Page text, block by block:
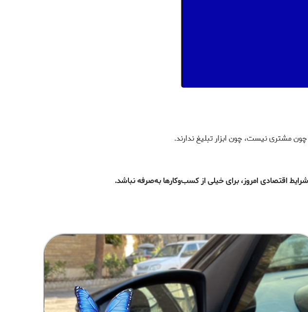
مشتری نیست، چون ابزار تبلیغ ندارند.
اقتصادی امروز، برای خیلی از کسب‌وکارها به‌صرفه نباشد.